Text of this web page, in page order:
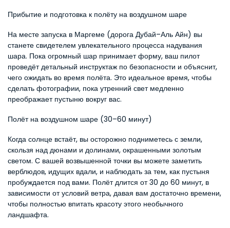
Прибытие и подготовка к полёту на воздушном шаре
На месте запуска в Маргеме (дорога Дубай–Аль Айн) вы
станете свидетелем увлекательного процесса надувания
шара. Пока огромный шар принимает форму, ваш пилот
проведёт детальный инструктаж по безопасности и объяснит,
чего ожидать во время полёта. Это идеальное время, чтобы
сделать фотографии, пока утренний свет медленно
преображает пустыню вокруг вас.
Полёт на воздушном шаре (30–60 минут)
Когда солнце встаёт, вы осторожно подниметесь с земли,
скользя над дюнами и долинами, окрашенными золотым
светом. С вашей возвышенной точки вы можете заметить
верблюдов, идущих вдали, и наблюдать за тем, как пустыня
пробуждается под вами. Полёт длится от 30 до 60 минут, в
зависимости от условий ветра, давая вам достаточно времени,
чтобы полностью впитать красоту этого необычного
ландшафта.